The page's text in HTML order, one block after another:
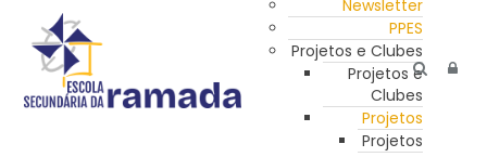
Newsletter
PPES
Projetos e Clubes
Projetos e
Clubes
Projetos
Projetos